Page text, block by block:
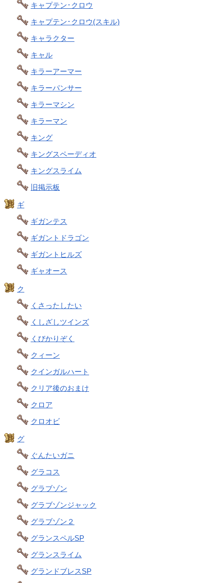
キャプテン･クロウ
キャプテン･クロウ(スキル)
キャラクター
キャル
キラーアーマー
キラーパンサー
キラーマシン
キラーマン
キング
キングスペーディオ
キングスライム
旧掲示板
ギ
ギガンテス
ギガントドラゴン
ギガントヒルズ
ギャオース
ク
くさったしたい
くしざしツインズ
くびかりぞく
クィーン
クインガルハート
クリア後のおまけ
クロア
クロオビ
グ
ぐんたいガニ
グラコス
グラブゾン
グラブゾンジャック
グラブゾン２
グランスペルSP
グランスライム
グランドブレスSP